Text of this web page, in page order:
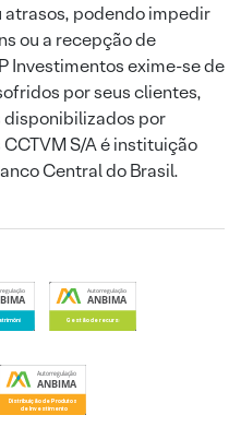
podendo impedir
ou a recepção de
Investimentos exime-se de
por seus clientes,
disponibilizados por
S/A é instituição
Central do Brasil.